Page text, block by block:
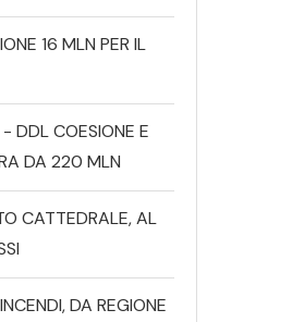
16 MLN PER IL
DDL COESIONE E
DA 220 MLN
CATTEDRALE, AL
DA REGIONE